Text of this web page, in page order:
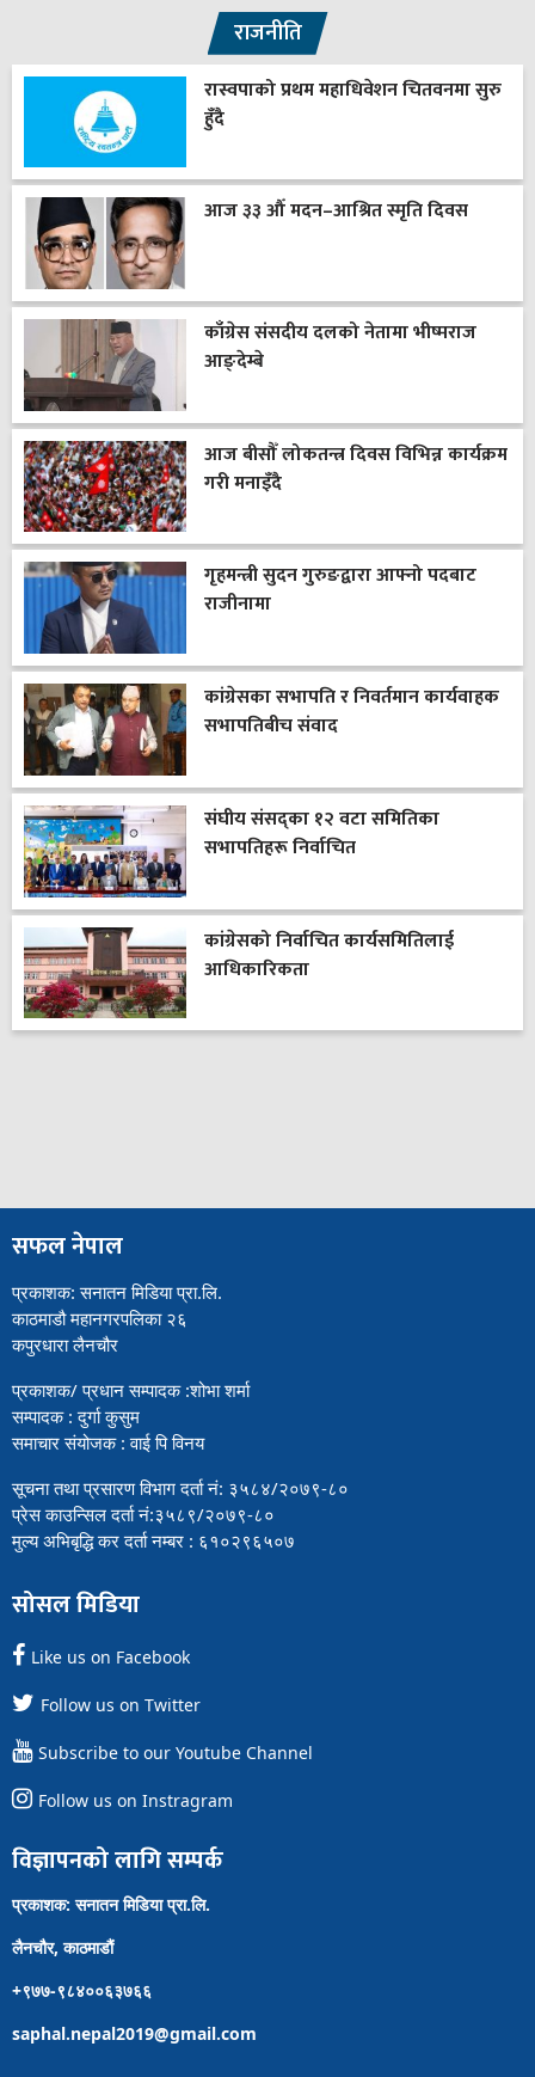
राजनीति
रास्वपाको प्रथम महाधिवेशन चितवनमा सुरु
हुँदै
आज ३३ औँ मदन–आश्रित स्मृति दिवस
काँग्रेस संसदीय दलको नेतामा भीष्मराज
आङ्देम्बे
आज बीसौँ लोकतन्त्र दिवस विभिन्न कार्यक्रम
गरी मनाइँदै
गृहमन्त्री सुदन गुरुङद्वारा आफ्नो पदबाट
राजीनामा
कांग्रेसका सभापति र निवर्तमान कार्यवाहक
सभापतिबीच संवाद
संघीय संसद्का १२ वटा समितिका
सभापतिहरू निर्वाचित
कांग्रेसको निर्वाचित कार्यसमितिलाई
आधिकारिकता
सफल नेपाल
प्रकाशक: सनातन मिडिया प्रा.लि.
काठमाडौ महानगरपलिका २६
कपुरधारा लैनचौर
प्रकाशक/ प्रधान सम्पादक :शोभा शर्मा
सम्पादक : दुर्गा कुसुम
समाचार संयोजक : वाई पि विनय
सूचना तथा प्रसारण विभाग दर्ता नं: ३५८४/२०७९-८०
प्रेस काउन्सिल दर्ता नं:३५८९/२०७९-८०
मुल्य अभिबृद्धि कर दर्ता नम्बर : ६१०२९६५०७
सोसल मिडिया
Like us on Facebook
Follow us on Twitter
Subscribe to our Youtube Channel
Follow us on Instragram
विज्ञापनको लागि सम्पर्क
प्रकाशक: सनातन मिडिया प्रा.लि.
लैनचौर, काठमाडौं
+९७७-९८४००६३७६६
saphal.nepal2019@gmail.com